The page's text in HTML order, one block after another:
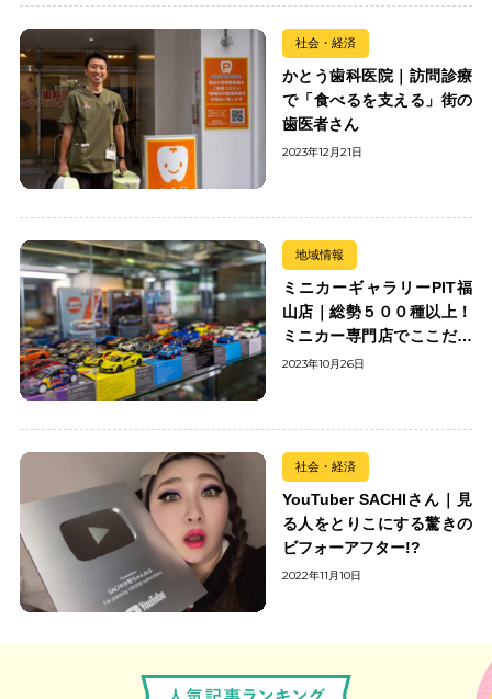
社会・経済
かとう歯科医院｜訪問診療
で「食べるを支える」街の
歯医者さん
2023年12月21日
地域情報
ミニカーギャラリーPIT福
山店｜総勢５００種以上！
ミニカー専門店でここだけ
の出会いを楽しもう
2023年10月26日
社会・経済
YouTuber SACHIさん｜見
る人をとりこにする驚きの
ビフォーアフター!?
2022年11月10日